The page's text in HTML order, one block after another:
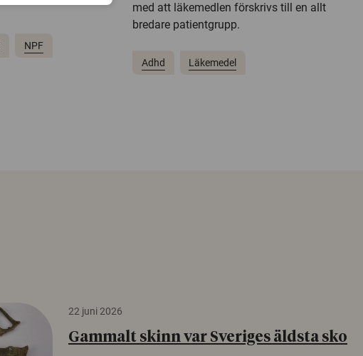
NPF
med att läkemedlen förskrivs till en allt
bredare patientgrupp.
Adhd Läkemedel
22 juni 2026
Gammalt skinn var Sveriges äldsta sko